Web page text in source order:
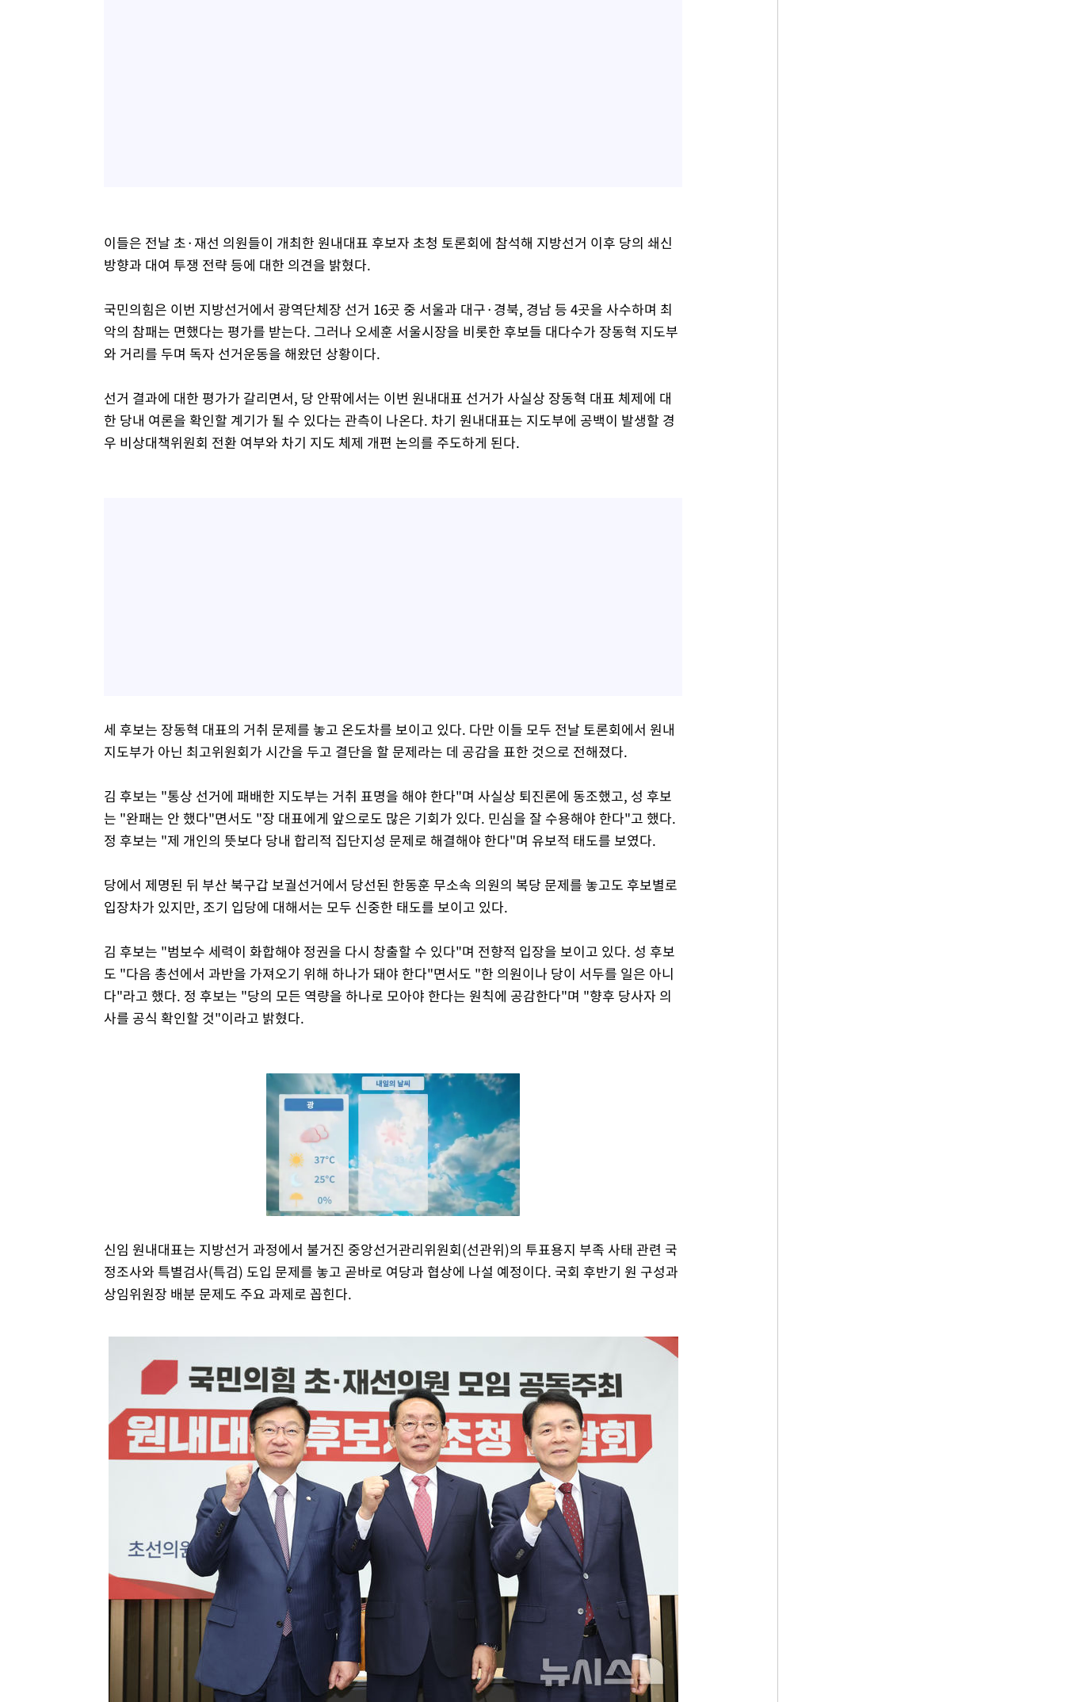
이들은 전날 초·재선 의원들이 개최한 원내대표 후보자 초청 토론회에 참석해 지방선거 이후 당의 쇄신
방향과 대여 투쟁 전략 등에 대한 의견을 밝혔다.
국민의힘은 이번 지방선거에서 광역단체장 선거 16곳 중 서울과 대구·경북, 경남 등 4곳을 사수하며 최
악의 참패는 면했다는 평가를 받는다. 그러나 오세훈 서울시장을 비롯한 후보들 대다수가 장동혁 지도부
와 거리를 두며 독자 선거운동을 해왔던 상황이다.
선거 결과에 대한 평가가 갈리면서, 당 안팎에서는 이번 원내대표 선거가 사실상 장동혁 대표 체제에 대
한 당내 여론을 확인할 계기가 될 수 있다는 관측이 나온다. 차기 원내대표는 지도부에 공백이 발생할 경
우 비상대책위원회 전환 여부와 차기 지도 체제 개편 논의를 주도하게 된다.
세 후보는 장동혁 대표의 거취 문제를 놓고 온도차를 보이고 있다. 다만 이들 모두 전날 토론회에서 원내
지도부가 아닌 최고위원회가 시간을 두고 결단을 할 문제라는 데 공감을 표한 것으로 전해졌다.
김 후보는 "통상 선거에 패배한 지도부는 거취 표명을 해야 한다"며 사실상 퇴진론에 동조했고, 성 후보
는 "완패는 안 했다"면서도 "장 대표에게 앞으로도 많은 기회가 있다. 민심을 잘 수용해야 한다"고 했다.
정 후보는 "제 개인의 뜻보다 당내 합리적 집단지성 문제로 해결해야 한다"며 유보적 태도를 보였다.
당에서 제명된 뒤 부산 북구갑 보궐선거에서 당선된 한동훈 무소속 의원의 복당 문제를 놓고도 후보별로
입장차가 있지만, 조기 입당에 대해서는 모두 신중한 태도를 보이고 있다.
김 후보는 "범보수 세력이 화합해야 정권을 다시 창출할 수 있다"며 전향적 입장을 보이고 있다. 성 후보
도 "다음 총선에서 과반을 가져오기 위해 하나가 돼야 한다"면서도 "한 의원이나 당이 서두를 일은 아니
다"라고 했다. 정 후보는 "당의 모든 역량을 하나로 모아야 한다는 원칙에 공감한다"며 "향후 당사자 의
사를 공식 확인할 것"이라고 밝혔다.
Mute
신임 원내대표는 지방선거 과정에서 불거진 중앙선거관리위원회(선관위)의 투표용지 부족 사태 관련 국
정조사와 특별검사(특검) 도입 문제를 놓고 곧바로 여당과 협상에 나설 예정이다. 국회 후반기 원 구성과
상임위원장 배분 문제도 주요 과제로 꼽힌다.